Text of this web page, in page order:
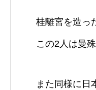
桂離宮を造っ
この2人は曼
また同様に日